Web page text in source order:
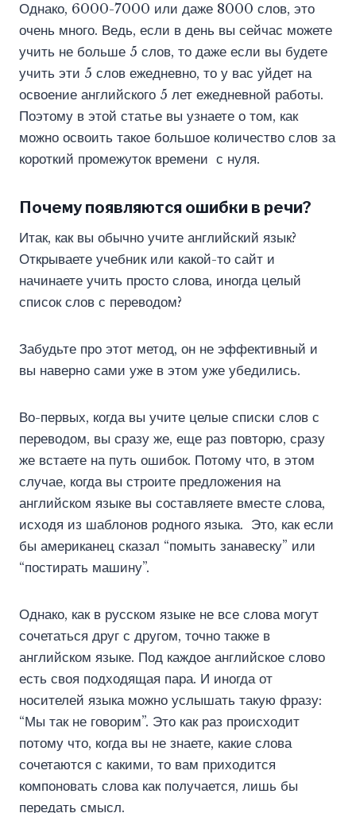
Однако, 6000-7000 или даже 8000 слов, это
очень много. Ведь, если в день вы сейчас можете
учить не больше 5 слов, то даже если вы будете
учить эти 5 слов ежедневно, то у вас уйдет на
освоение английского 5 лет ежедневной работы.
Поэтому в этой статье вы узнаете о том, как
можно освоить такое большое количество слов за
короткий промежуток времени с нуля.
Почему появляются ошибки в речи?
Итак, как вы обычно учите английский язык?
Открываете учебник или какой-то сайт и
начинаете учить просто слова, иногда целый
список слов с переводом?
Забудьте про этот метод, он не эффективный и
вы наверно сами уже в этом уже убедились.
Во-первых, когда вы учите целые списки слов с
переводом, вы сразу же, еще раз повторю, сразу
же встаете на путь ошибок. Потому что, в этом
случае, когда вы строите предложения на
английском языке вы составляете вместе слова,
исходя из шаблонов родного языка. Это, как если
бы американец сказал “помыть занавеску” или
“постирать машину”.
Однако, как в русском языке не все слова могут
сочетаться друг с другом, точно также в
английском языке. Под каждое английское слово
есть своя подходящая пара. И иногда от
носителей языка можно услышать такую фразу:
“Мы так не говорим”. Это как раз происходит
потому что, когда вы не знаете, какие слова
сочетаются с какими, то вам приходится
компоновать слова как получается, лишь бы
передать смысл.